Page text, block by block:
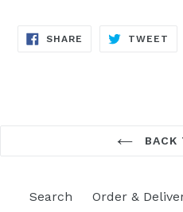
SHARE SHARE
TWEET
BACK
Search Order &